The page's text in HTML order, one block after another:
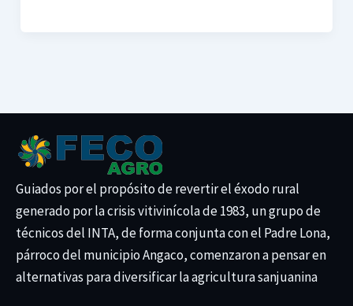
Guiados por el propósito de revertir el éxodo rural
generado por la crisis vitivinícola de 1983, un grupo de
técnicos del INTA, de forma conjunta con el Padre Lona,
párroco del municipio Angaco, comenzaron a pensar en
alternativas para diversificar la agricultura sanjuanina